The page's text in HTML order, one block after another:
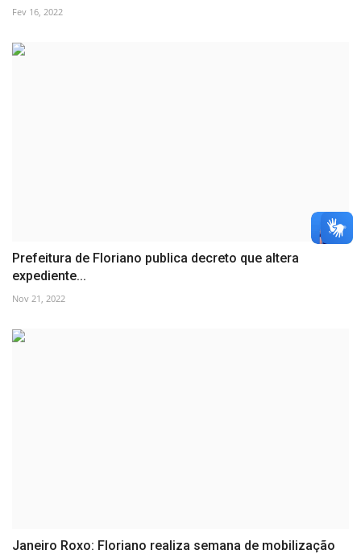
Fev 16, 2022
Prefeitura de Floriano publica decreto que altera
expediente...
Nov 21, 2022
Janeiro Roxo: Floriano realiza semana de mobilização